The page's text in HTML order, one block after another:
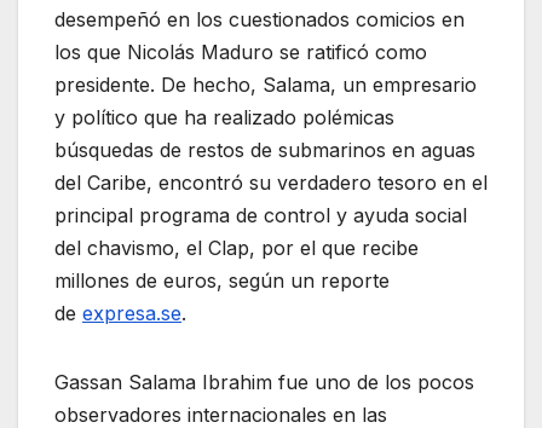
desempeñó en los cuestionados comicios en
los que Nicolás Maduro se ratificó como
presidente. De hecho, Salama, un empresario
y político que ha realizado polémicas
búsquedas de restos de submarinos en aguas
del Caribe, encontró su verdadero tesoro en el
principal programa de control y ayuda social
del chavismo, el Clap, por el que recibe
millones de euros, según un reporte
de expresa.se.
Gassan Salama Ibrahim fue uno de los pocos
observadores internacionales en las